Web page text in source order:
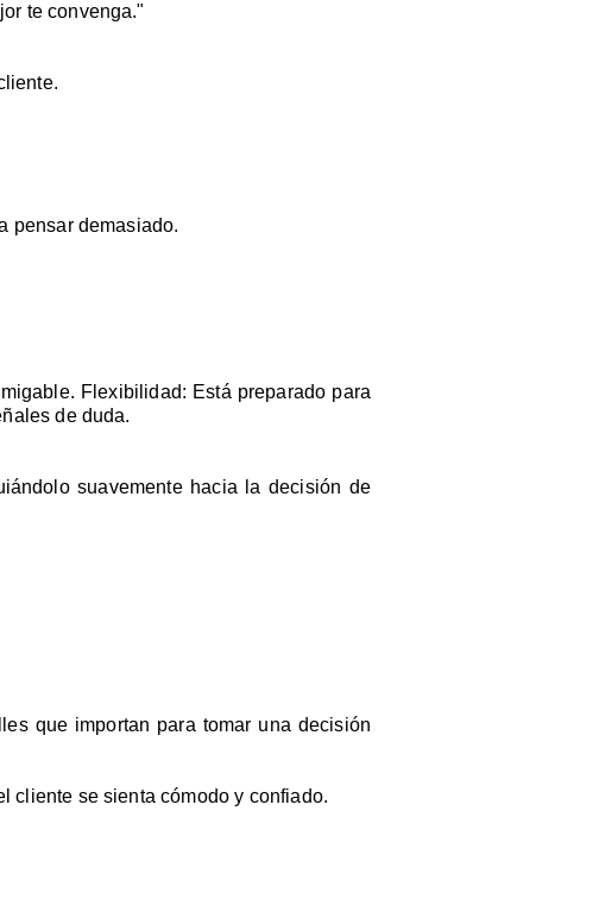
te convenga."
pensar demasiado.
Flexibilidad: Está preparado para
de duda.
suavemente hacia la decisión de
que importan para tomar una decisión
cliente se sienta cómodo y confiado.